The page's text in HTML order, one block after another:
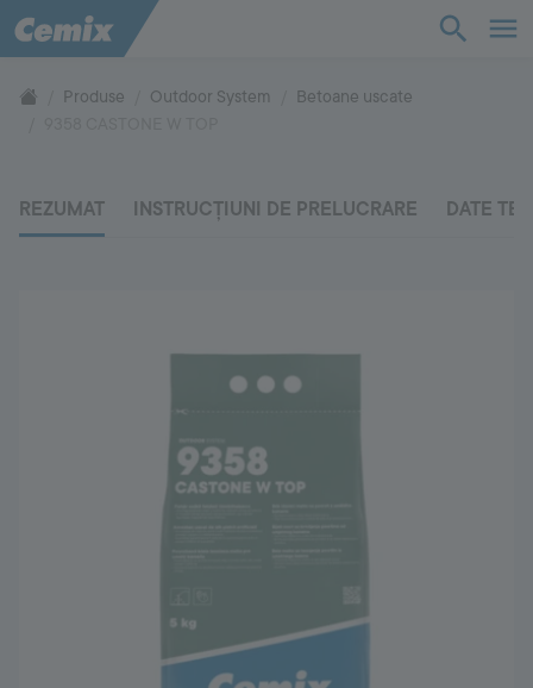
Bază de cunoștințe
Suport
Produse Outdoor System
Betoane uscate
REZUMAT INSTRUCȚIUNI DE PRELUCRARE DATE